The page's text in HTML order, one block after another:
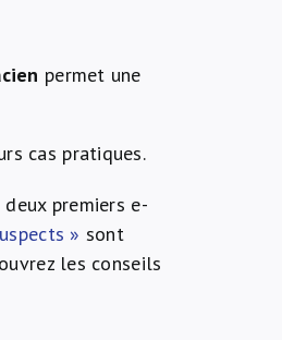
permet une
cas pratiques.
premiers e-
» sont
les conseils